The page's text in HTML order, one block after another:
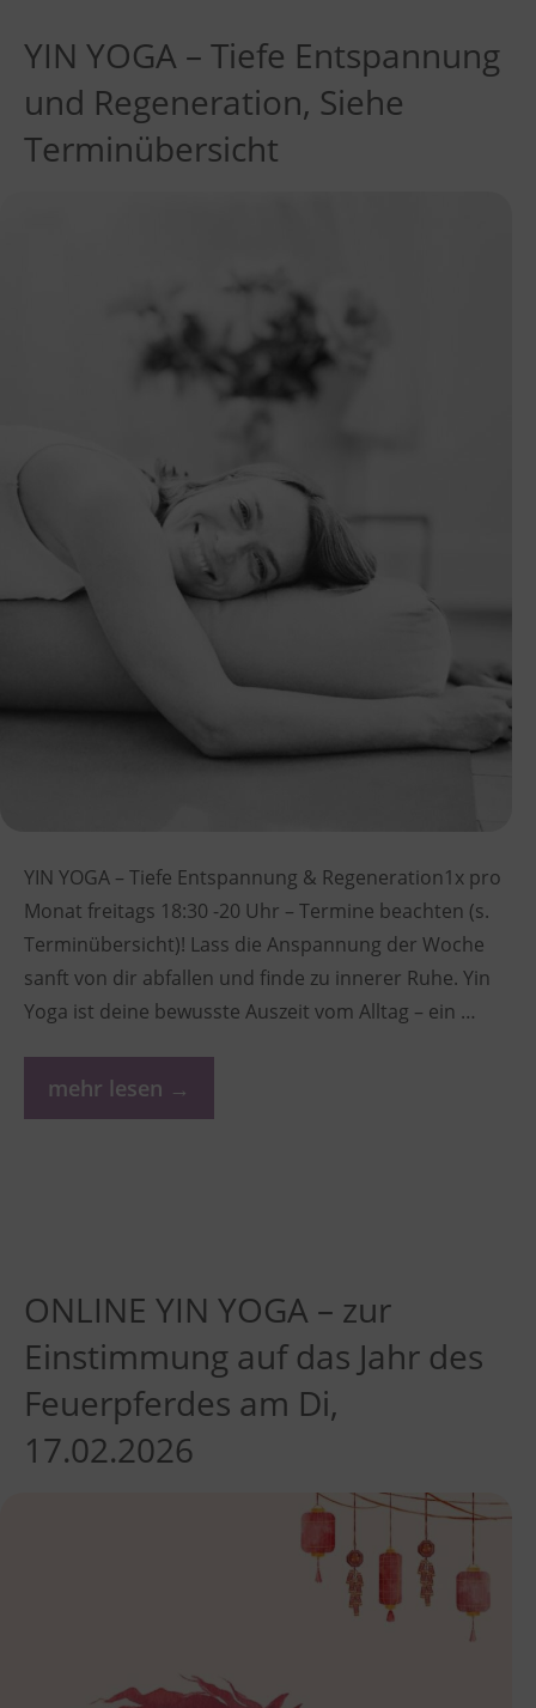
YIN YOGA – Tiefe Entspannung
und Regeneration, Siehe
Terminübersicht
YIN YOGA – Tiefe Entspannung & Regeneration1x pro
Monat freitags 18:30 -20 Uhr – Termine beachten (s.
Terminübersicht)! Lass die Anspannung der Woche
sanft von dir abfallen und finde zu innerer Ruhe. Yin
Yoga ist deine bewusste Auszeit vom Alltag – ein …
mehr lesen →
ONLINE YIN YOGA – zur
Einstimmung auf das Jahr des
Feuerpferdes am Di,
17.02.2026